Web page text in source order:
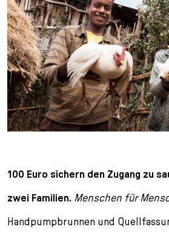
100 Euro sichern den Zugang zu
zwei Familien. Menschen für
Handpumpbrunnen und